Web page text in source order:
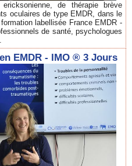
ericksonienne, de thérapie brève
oculaires de type EMDR, dans le
labellisée France EMDR -
de santé, psychologues
EMDR - IMO ® 3 Jours